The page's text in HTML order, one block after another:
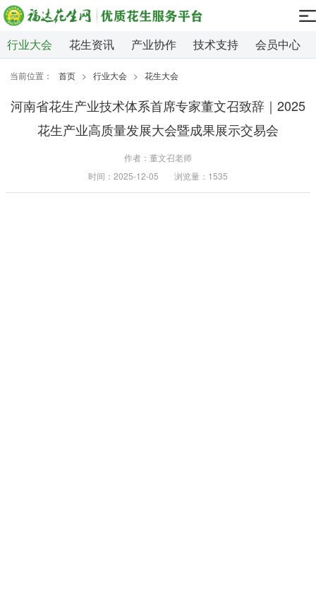
行业大会 花生资讯 产业协作 技术支持 会员中心
当前位置： 首页 > 行业大会 > 花生大会
河南省花生产业技术体系首席专家董文召致辞｜2025
花生产业高质量发展大会暨成果展示交易会
作者：董文召老师
时间：2025-12-05
浏览量：1535